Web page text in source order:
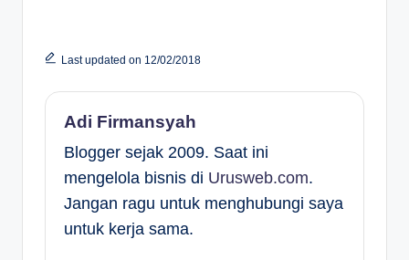
Last updated on 12/02/2018
Adi Firmansyah
Blogger sejak 2009. Saat ini
mengelola bisnis di Urusweb.com.
Jangan ragu untuk menghubungi saya
untuk kerja sama.